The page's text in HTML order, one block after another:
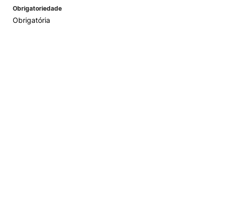
Obrigatoriedade
Obrigatória